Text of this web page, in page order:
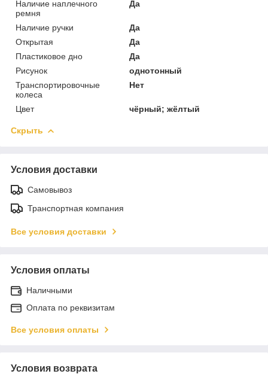
Наличие наплечного
ремня
Да
Наличие ручки
Да
Открытая
Да
Пластиковое дно
Да
Рисунок
однотонный
Транспортировочные
колеса
Нет
Цвет чёрный; жёлтый
Скрыть
Условия доставки
Самовывоз
Транспортная компания
Все условия доставки
Условия оплаты
Наличными
Оплата по реквизитам
Все условия оплаты
Условия возврата